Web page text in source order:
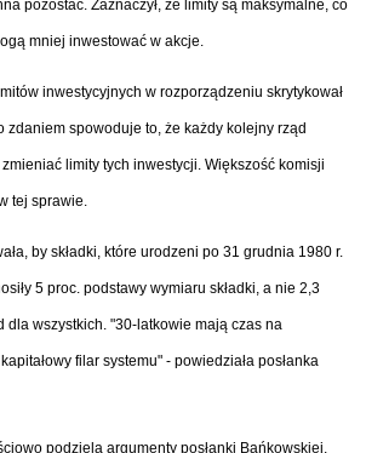
pozostać. Zaznaczył, że limity są maksymalne, co
mniej inwestować w akcje.
inwestycyjnych w rozporządzeniu skrytykował
zdaniem spowoduje to, że każdy kolejny rząd
limity tych inwestycji. Większość komisji
tej sprawie.
by składki, które urodzeni po 31 grudnia 1980 r.
5 proc. podstawy wymiaru składki, a nie 2,3
dla wszystkich. "30-latkowie mają czas na
filar systemu" - powiedziała posłanka
podziela argumenty posłanki Bańkowskiej,